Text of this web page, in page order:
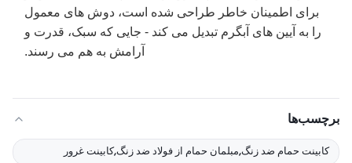
برای اطمینان خاطر طراحی شده است، دوش های معمول
را به آیین های آبگرم تبدیل می کند - جایی که سبک، قدرت و
آرامش به هم می رسند.
برچسب‌ها
کابینت حمام ضد زنگ,مبلمان حمام از فولاد ضد زنگ,کابينت غرور